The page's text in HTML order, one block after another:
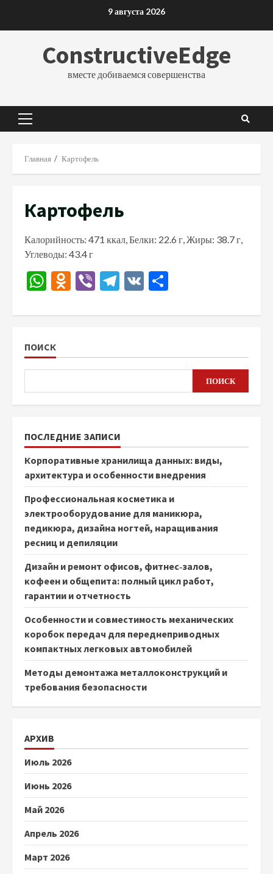
9 августа 2026
ConstructiveEdge
вместе добиваемся совершенства
Основное
Главная Картофель
Картофель
Калорийность: 471 ккал, Белки: 22.6 г, Жиры: 38.7 г,
Углеводы: 43.4 г
WhatsApp
Odnoklassniki
ViberTelegram
VK
ПОИСК
ПОИСК
ПОСЛЕДНИЕ ЗАПИСИ
Корпоративные хранилища данных: виды,
архитектура и особенности внедрения
Профессиональная косметика и
электрооборудование для маникюра,
педикюра, дизайна ногтей, наращивания
ресниц и депиляции
Дизайн и ремонт офисов, фитнес‑залов,
кофеен и общепита: полный цикл работ,
гарантии и отчетность
Особенности и совместимость механических
коробок передач для переднеприводных
компактных легковых автомобилей
Методы демонтажа металлоконструкций и
требования безопасности
АРХИВ
Июль 2026
Июнь 2026
Май 2026
Апрель 2026
Март 2026